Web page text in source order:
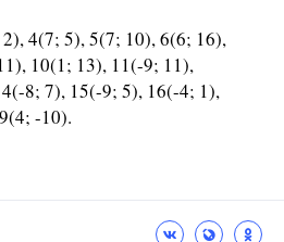
4(7; 5), 5(7; 10), 6(6; 16),
10(1; 13), 11(-9; 11),
8; 7), 15(-9; 5), 16(-4; 1),
-10).